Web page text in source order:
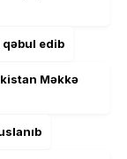
edib
Məkkə